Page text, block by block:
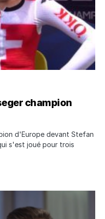
champion
d'Europe devant Stefan
s'est joué pour trois